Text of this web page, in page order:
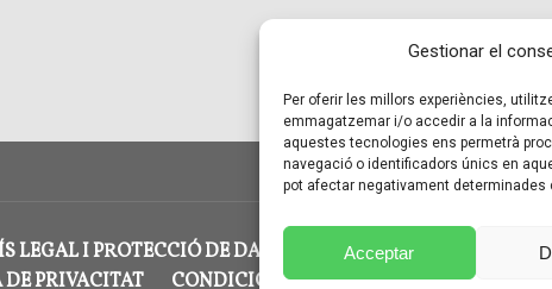
Gestionar el
Per oferir les millors experiències,
emmagatzemar i/o accedir a la
aquestes tecnologies ens permetrà
navegació o identificadors únics en
pot afectar negativament
Acceptar
LEGAL I PROTECCIÓ DE DADES
POLÍTICA DE COOKIES
PRIVACITAT CONDICIONS GENERALS D’ÚS I